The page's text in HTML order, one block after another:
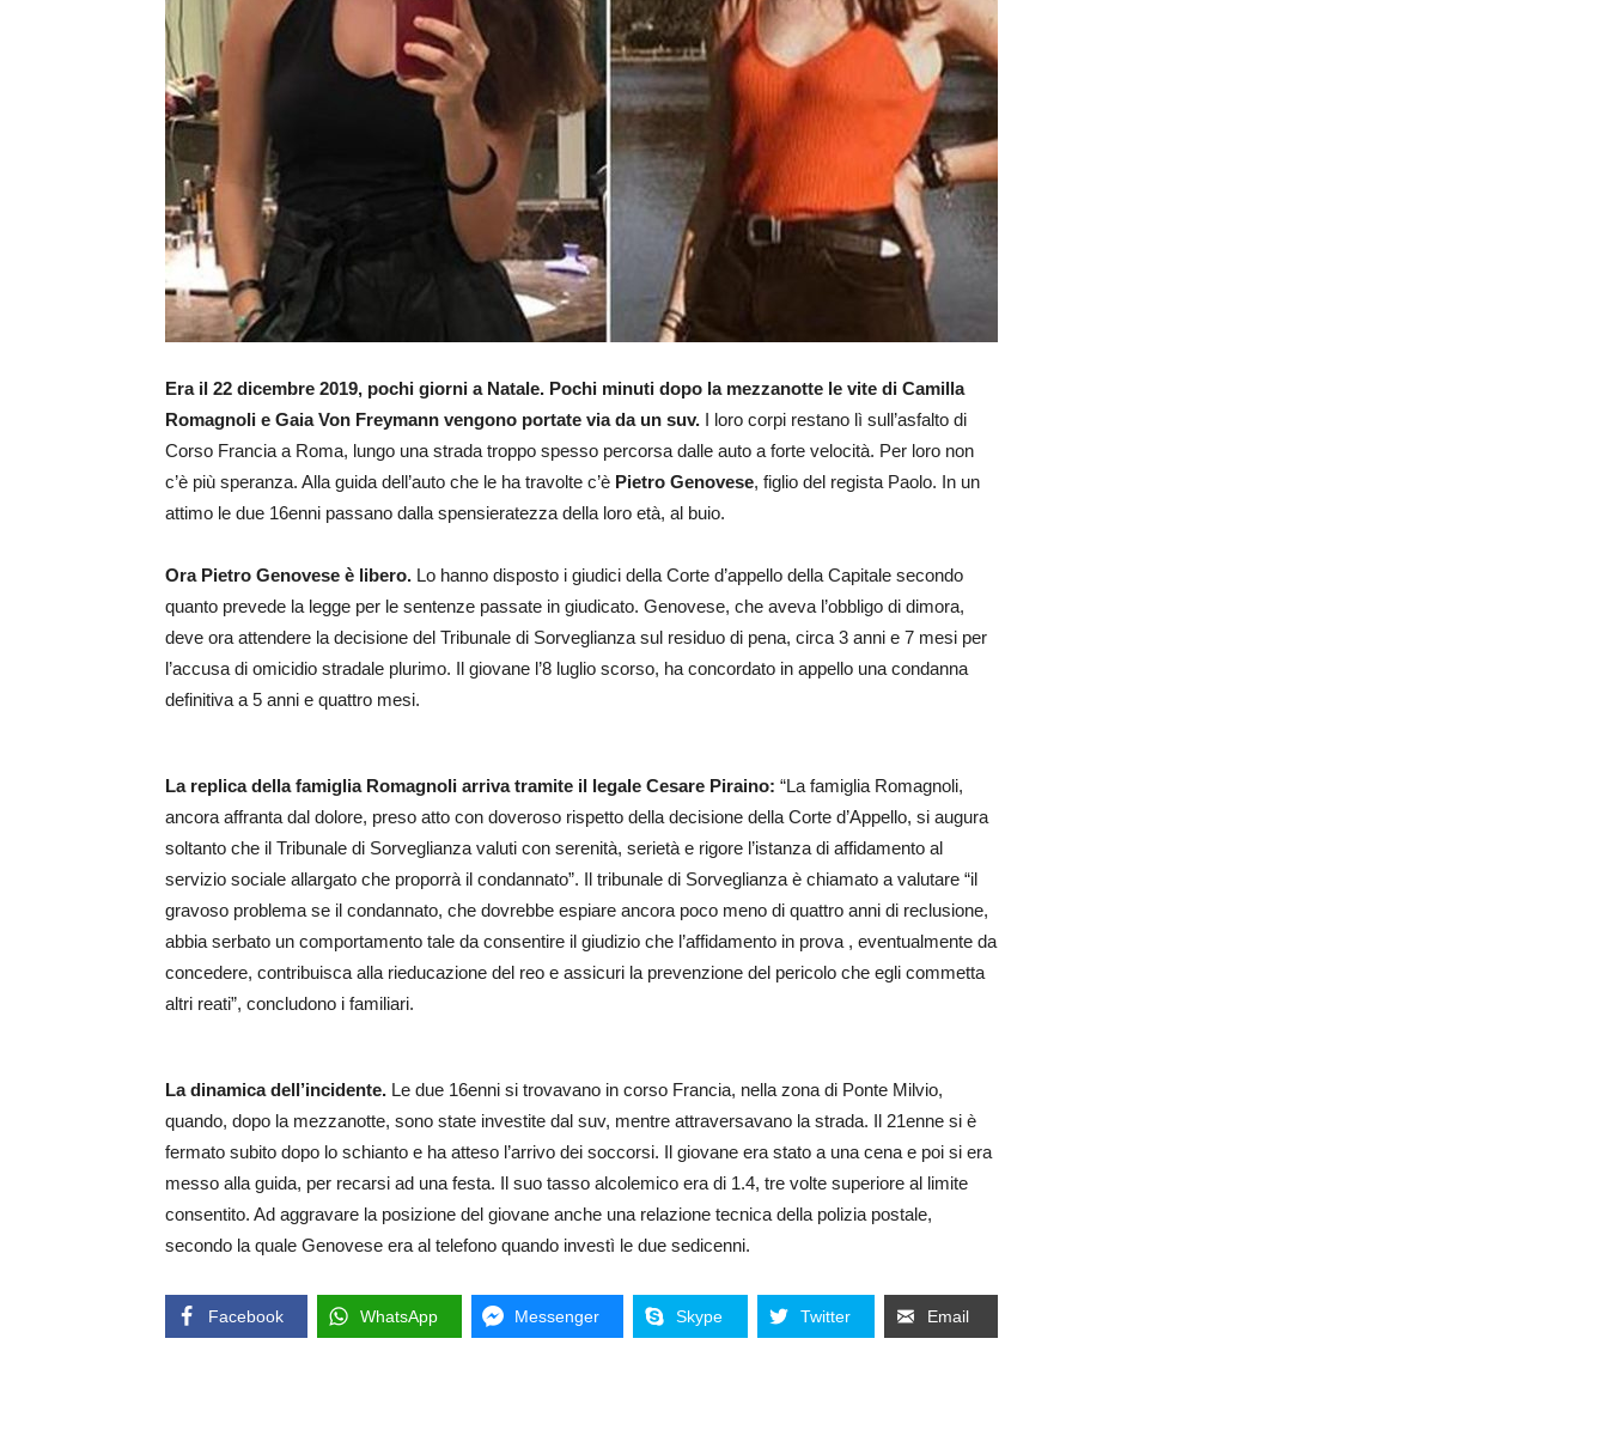
Era il 22 dicembre 2019, pochi giorni a Natale. Pochi minuti dopo la mezzanotte le vite di Camilla
Romagnoli e Gaia Von Freymann vengono portate via da un suv. I loro corpi restano lì sull’asfalto di
Corso Francia a Roma, lungo una strada troppo spesso percorsa dalle auto a forte velocità. Per loro non
c’è più speranza. Alla guida dell’auto che le ha travolte c’è Pietro Genovese, figlio del regista Paolo. In un
attimo le due 16enni passano dalla spensieratezza della loro età, al buio.
Ora Pietro Genovese è libero. Lo hanno disposto i giudici della Corte d’appello della Capitale secondo
quanto prevede la legge per le sentenze passate in giudicato. Genovese, che aveva l’obbligo di dimora,
deve ora attendere la decisione del Tribunale di Sorveglianza sul residuo di pena, circa 3 anni e 7 mesi per
l’accusa di omicidio stradale plurimo. Il giovane l’8 luglio scorso, ha concordato in appello una condanna
definitiva a 5 anni e quattro mesi.
La replica della famiglia Romagnoli arriva tramite il legale Cesare Piraino: “La famiglia Romagnoli,
ancora affranta dal dolore, preso atto con doveroso rispetto della decisione della Corte d’Appello, si augura
soltanto che il Tribunale di Sorveglianza valuti con serenità, serietà e rigore l’istanza di affidamento al
servizio sociale allargato che proporrà il condannato”. Il tribunale di Sorveglianza è chiamato a valutare “il
gravoso problema se il condannato, che dovrebbe espiare ancora poco meno di quattro anni di reclusione,
abbia serbato un comportamento tale da consentire il giudizio che l’affidamento in prova , eventualmente da
concedere, contribuisca alla rieducazione del reo e assicuri la prevenzione del pericolo che egli commetta
altri reati”, concludono i familiari.
La dinamica dell’incidente. Le due 16enni si trovavano in corso Francia, nella zona di Ponte Milvio,
quando, dopo la mezzanotte, sono state investite dal suv, mentre attraversavano la strada. Il 21enne si è
fermato subito dopo lo schianto e ha atteso l’arrivo dei soccorsi. Il giovane era stato a una cena e poi si era
messo alla guida, per recarsi ad una festa. Il suo tasso alcolemico era di 1.4, tre volte superiore al limite
consentito. Ad aggravare la posizione del giovane anche una relazione tecnica della polizia postale,
secondo la quale Genovese era al telefono quando investì le due sedicenni.
Facebook WhatsApp Messenger Skype Twitter Email